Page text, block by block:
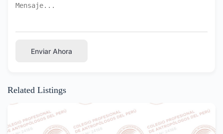
Enviar Ahora
Related Listings